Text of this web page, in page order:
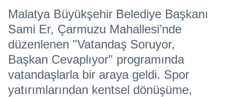
Malatya Büyükşehir Belediye Başkanı
Sami Er, Çarmuzu Mahallesi’nde
düzenlenen "Vatandaş Soruyor,
Başkan Cevaplıyor" programında
vatandaşlarla bir araya geldi. Spor
yatırımlarından kentsel dönüşüme,